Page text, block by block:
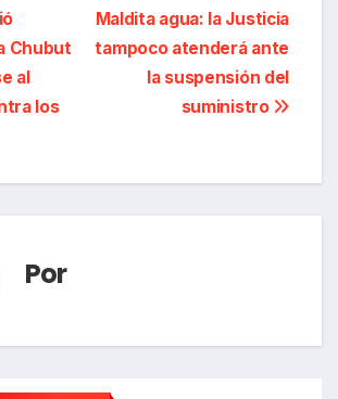
Maldita agua: la Justicia
tampoco atenderá ante
la suspensión del
suministro
Chubut
al
los
Por